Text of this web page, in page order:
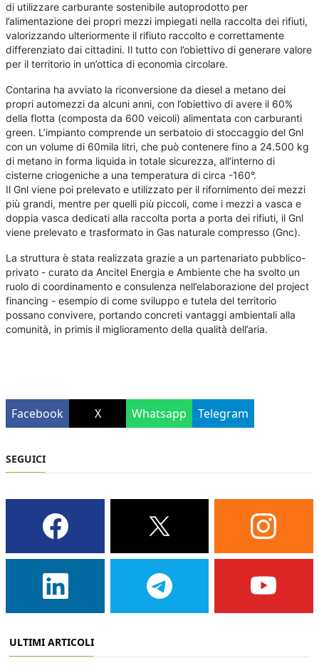
di utilizzare carburante sostenibile autoprodotto per
l’alimentazione dei propri mezzi impiegati nella raccolta dei rifiuti,
valorizzando ulteriormente il rifiuto raccolto e correttamente
differenziato dai cittadini. Il tutto con l’obiettivo di generare valore
per il territorio in un’ottica di economia circolare.
Contarina ha avviato la riconversione da diesel a metano dei
propri automezzi da alcuni anni, con l’obiettivo di avere il 60%
della flotta (composta da 600 veicoli) alimentata con carburanti
green. L’impianto comprende un serbatoio di stoccaggio del Gnl
con un volume di 60mila litri, che può contenere fino a 24.500 kg
di metano in forma liquida in totale sicurezza, all’interno di
cisterne criogeniche a una temperatura di circa -160°.
Il Gnl viene poi prelevato e utilizzato per il rifornimento dei mezzi
più grandi, mentre per quelli più piccoli, come i mezzi a vasca e
doppia vasca dedicati alla raccolta porta a porta dei rifiuti, il Gnl
viene prelevato e trasformato in Gas naturale compresso (Gnc).
La struttura è stata realizzata grazie a un partenariato pubblico-
privato - curato da Ancitel Energia e Ambiente che ha svolto un
ruolo di coordinamento e consulenza nell’elaborazione del project
financing - esempio di come sviluppo e tutela del territorio
possano convivere, portando concreti vantaggi ambientali alla
comunità, in primis il miglioramento della qualità dell’aria.
Facebook X Whatsapp Telegram
SEGUICI
ULTIMI ARTICOLI